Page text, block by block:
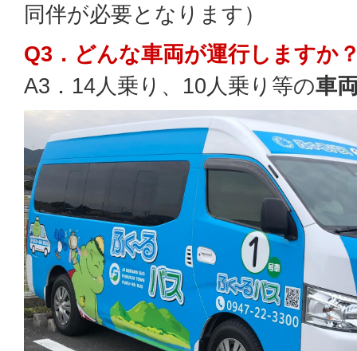
同伴が必要となります）
Q3．どんな車両が運行しますか
A3．14人乗り、10人乗り等の車